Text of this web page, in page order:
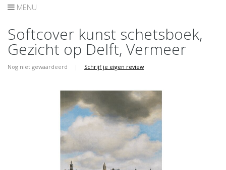
MENU
Softcover kunst schetsboek,
Gezicht op Delft, Vermeer
Nog niet gewaardeerd | Schrijf je eigen review